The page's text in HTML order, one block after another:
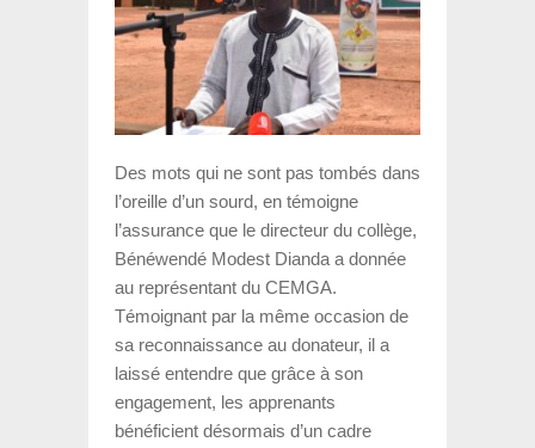
Des mots qui ne sont pas tombés dans
l’oreille d’un sourd, en témoigne
l’assurance que le directeur du collège,
Bénéwendé Modest Dianda a donnée
au représentant du CEMGA.
Témoignant par la même occasion de
sa reconnaissance au donateur, il a
laissé entendre que grâce à son
engagement, les apprenants
bénéficient désormais d’un cadre